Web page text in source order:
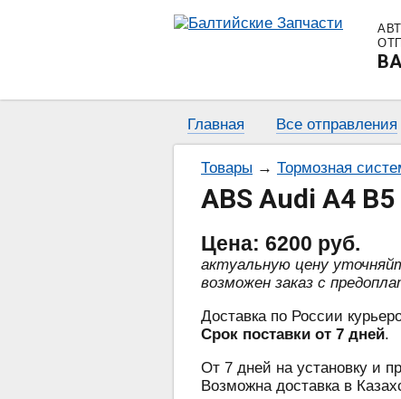
Главная Все отправления
Товары → Тормозная
ABS Audi A4
Цена: 6200 руб.
актуальную цену
возможен заказ с
Доставка по России
Срок поставки от 7 дней.
От 7 дней на установку и
Возможна доставка в